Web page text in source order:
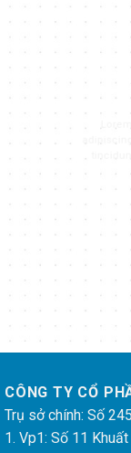
CÔNG TY CỔ
Trụ sở chính: Số
1. Vp1: Số 11